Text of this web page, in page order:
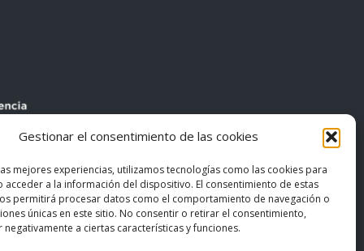
Gestionar el consentimiento de las cookies
mejores experiencias, utilizamos tecnologías como las cookies para
acceder a la información del dispositivo. El consentimiento de estas
permitirá procesar datos como el comportamiento de navegación o
únicas en este sitio. No consentir o retirar el consentimiento,
a ciertas características y funciones.